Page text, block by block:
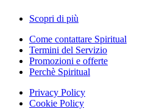
Scopri di più
Come contattare Spiritual
Termini del Servizio
Promozioni e offerte
Perchè Spiritual
Privacy Policy
Cookie Policy